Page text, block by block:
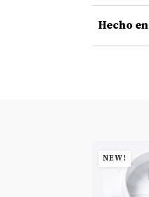
Hecho en
NEW!